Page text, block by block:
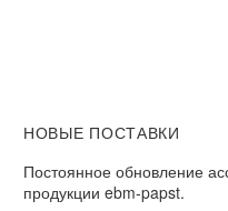
НОВЫЕ ПОСТАВКИ
Постоянное обновление
продукции ebm-papst.